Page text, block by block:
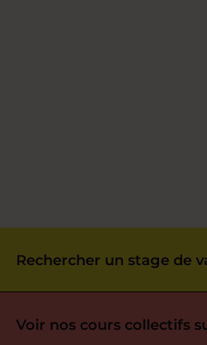
Rechercher un stage de
Voir nos cours collectifs